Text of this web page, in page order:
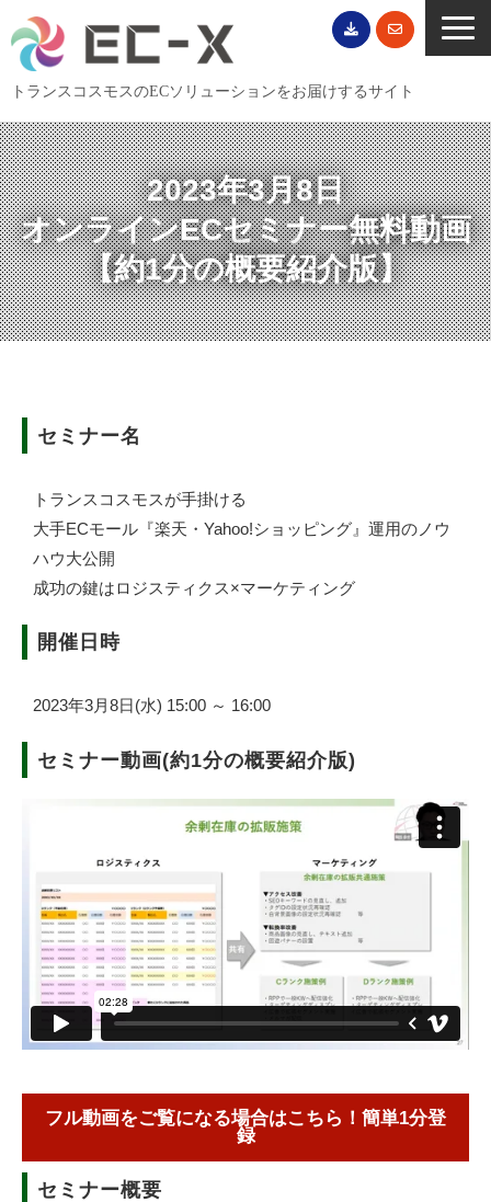
トランスコスモスのECソリューションをお届けするサイト
TOP
サービス一覧
EC導入事例
ECブログ
無料セミナー
EC資料ダウンロード
2023年3月8日
オンラインECセミナー無料動画
【約1分の概要紹介版】
セミナー名
トランスコスモスが手掛ける
大手ECモール『楽天・Yahoo!ショッピング』運用のノウ
ハウ大公開
成功の鍵はロジスティクス×マーケティング
開催日時
2023年3月8日(水) 15:00 ～ 16:00
セミナー動画(約1分の概要紹介版)
フル動画をご覧になる場合はこちら！簡単1分登
録
セミナー概要